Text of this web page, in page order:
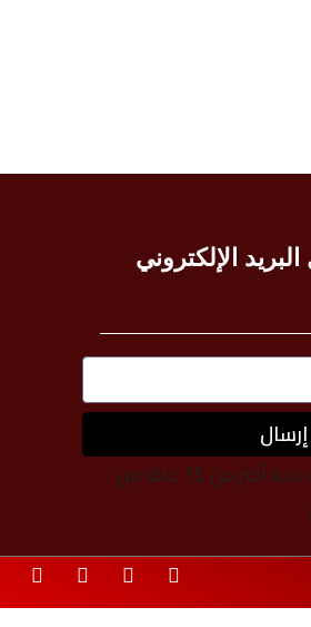
الإلكتروني
إرسال
نحن نضيء لحظاتك، حيث لدينا أكثر من 15 عامًا من